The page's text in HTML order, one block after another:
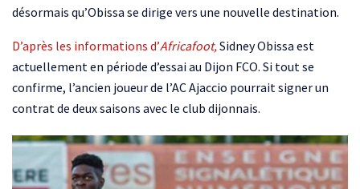
désormais qu’Obissa se dirige vers une nouvelle destination.
D’après les informations d’Africafoot,Sidney Obissa est
actuellement en période d’essai au Dijon FCO. Si tout se
confirme, l’ancien joueur de l’AC Ajaccio pourrait signer un
contrat de deux saisons avec le club dijonnais.